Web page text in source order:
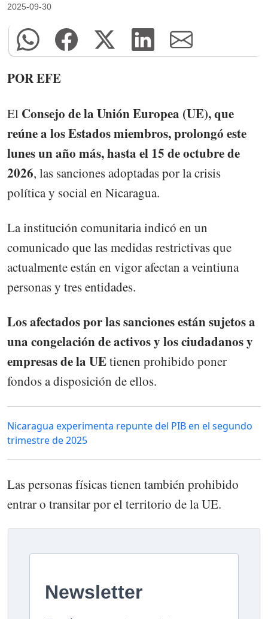
2025-09-30
POR EFE
El Consejo de la Unión Europea (UE), que
reúne a los Estados miembros, prolongó este
lunes un año más, hasta el 15 de octubre de
2026, las sanciones adoptadas por la crisis
política y social en Nicaragua.
La institución comunitaria indicó en un
comunicado que las medidas restrictivas que
actualmente están en vigor afectan a veintiuna
personas y tres entidades.
Los afectados por las sanciones están sujetos a
una congelación de activos y los ciudadanos y
empresas de la UEtienen prohibido poner
fondos a disposición de ellos.
Nicaragua experimenta repunte del PIB en el segundo
trimestre de 2025
Las personas físicas tienen también prohibido
entrar o transitar por el territorio de la UE.